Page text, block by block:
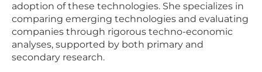
adoption of these technologies. She specializes in
comparing emerging technologies and evaluating
companies through rigorous techno-economic
analyses, supported by both primary and
secondary research.